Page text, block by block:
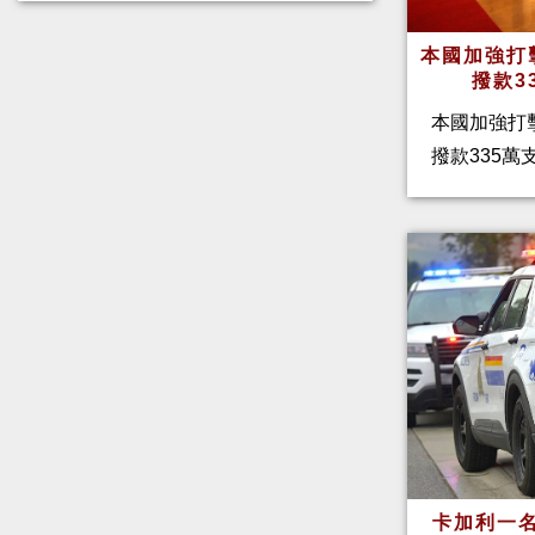
本國加強打
撥款
本國加強打
撥款335萬
卡加利一